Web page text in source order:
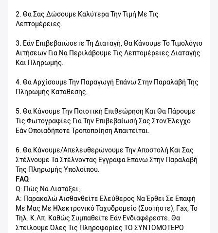
2. Θα Σας Δώσουμε Καλύτερα Την Τιμή Με Τις
Λεπτομέρειες.
3. Εάν Επιβεβαιώσετε Τη Διαταγή, Θα Κάνουμε Το Τιμολόγιο
Αιτήσεων Για Να Περιλάβουμε Τις Λεπτομέρειες Διαταγής
Και Πληρωμής.
4. Θα Αρχίσουμε Την Παραγωγή Επάνω Στην Παραλαβή Της
Πληρωμής Κατάθεσης.
5. Θα Κάνουμε Την Ποιοτική Επιθεώρηση Και Θα Πάρουμε
Τις Φωτογραφίες Για Την Επιβεβαίωσή Σας Στον Έλεγχο
Εάν Οποιαδήποτε Τροποποίηση Απαιτείται.
6. Θα Κάνουμε/απελευθερώνουμε Την Αποστολή Και Σας
Στέλνουμε Τα Στέλνοντας Έγγραφα Επάνω Στην Παραλαβή
Της Πληρωμής Υπολοίπου.
FAQ
Q: Πώς Να Διατάξει;
Α: Παρακαλώ Αισθανθείτε Ελεύθερος Να Έρθει Σε Επαφή
Με Μας Με Ηλεκτρονικό Ταχυδρομείο (συστήστε), Fax, Το
Τηλ. Κ.λπ. Καθώς Συμπαθείτε Εάν Ενδιαφέρεστε. Θα
Στείλουμε Όλες Τις Πληροφορίες ΤΟ ΣΥΝΤΟΜΟΤΕΡΟ